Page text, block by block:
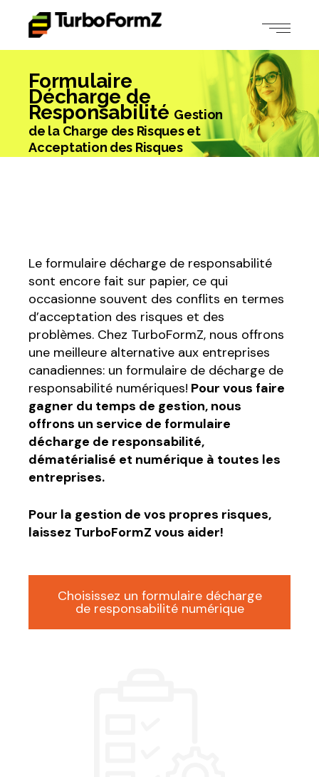
Formulaire
Décharge de
Responsabilité Gestion
de la Charge des Risques et
Acceptation des Risques
Le formulaire décharge de responsabilité
sont encore fait sur papier, ce qui
occasionne souvent des conflits en termes
d’acceptation des risques et des
problèmes. Chez TurboFormZ, nous offrons
une meilleure alternative aux entreprises
canadiennes: un formulaire de décharge de
responsabilité numériques! Pour vous faire
gagner du temps de gestion, nous
offrons un service de formulaire
décharge de responsabilité,
dématérialisé et numérique à toutes les
entreprises.
Pour la gestion de vos propres risques,
laissez TurboFormZ vous aider!
Choisissez un formulaire décharge
de responsabilité numérique